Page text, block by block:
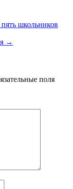
школьников
→
поля